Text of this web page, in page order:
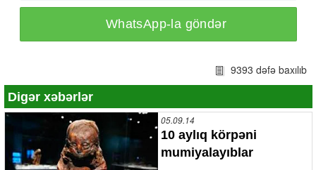
WhatsApp-la göndər
9393 dəfə baxılıb
Digər xəbərlər
05.09.14
10 aylıq körpəni
mumiyalayıblar